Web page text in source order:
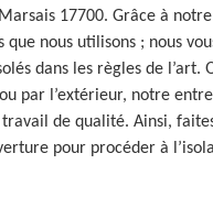
17700. Grâce à
nous utilisons ; nous
dans les règles de l’art.
par l’extérieur, notre
de qualité. Ainsi,
pour procéder à